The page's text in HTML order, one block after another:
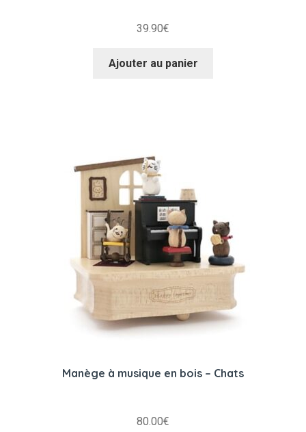
39.90€
Ajouter au panier
Manège à musique en bois – Chats
80.00€